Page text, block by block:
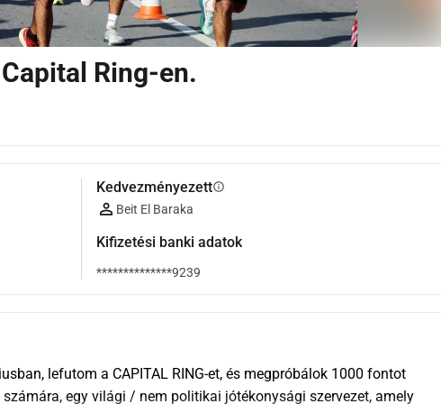
Ring-en.
Kedvezményezettinfo
Beit El Baraka
Kifizetési banki adatok
**************9239
lefutom a CAPITAL RING-et, és megpróbálok 1000 fontot
egy világi / nem politikai jótékonysági szervezet, amely